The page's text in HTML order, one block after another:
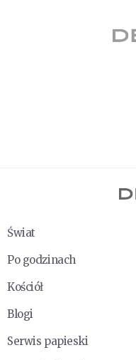
Świat
Po godzinach
Kościół
Blogi
Serwis papieski